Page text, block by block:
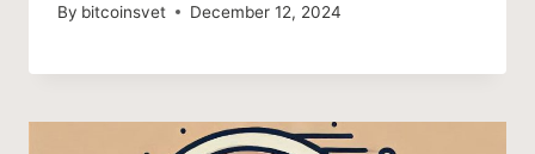
By bitcoinsvet December 12, 2024